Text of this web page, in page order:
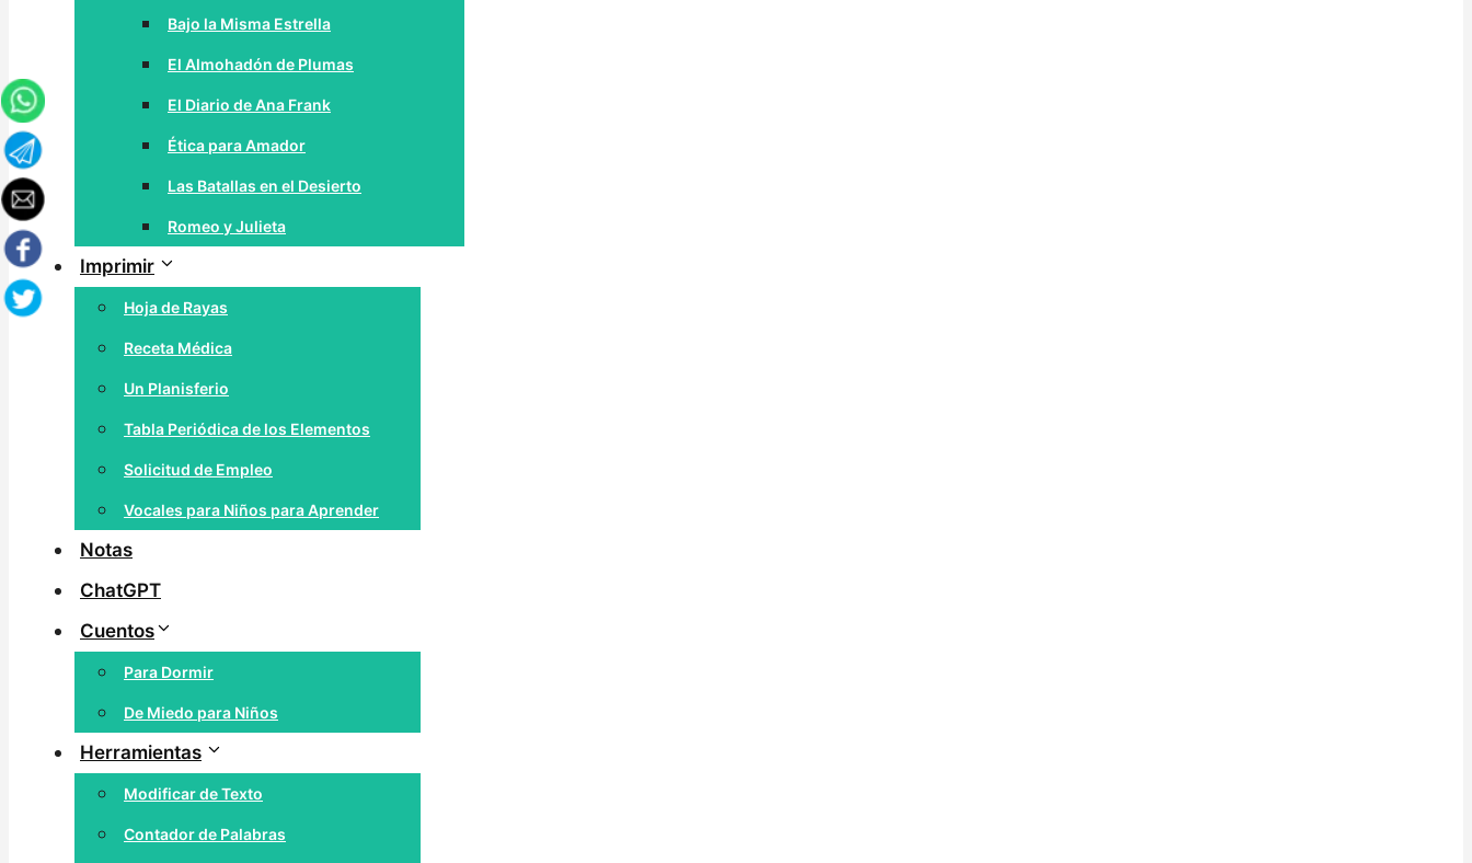
Bajo la Misma Estrella
El Almohadón de Plumas
El Diario de Ana Frank
Ética para Amador
Las Batallas en el Desierto
Romeo y Julieta
Imprimir
Hoja de Rayas
Receta Médica
Un Planisferio
Tabla Periódica de los Elementos
Solicitud de Empleo
Vocales para Niños para Aprender
Notas
ChatGPT
Cuentos
Para Dormir
De Miedo para Niños
Herramientas
Modificar de Texto
Contador de Palabras